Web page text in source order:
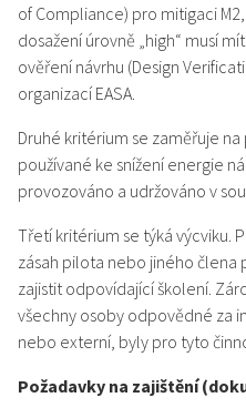
of Compliance) pro mitigaci
dosažení úrovně „high“ musí
ověření návrhu (Design
organizací EASA.
Druhé kritérium se zaměřuje
používané ke snížení energie
provozováno a udržováno v
Třetí kritérium se týká výcviku.
zásah pilota nebo jiného
zajistit odpovídající školení.
všechny osoby odpovědné za
nebo externí, byly pro tyto
Požadavky na zajištění